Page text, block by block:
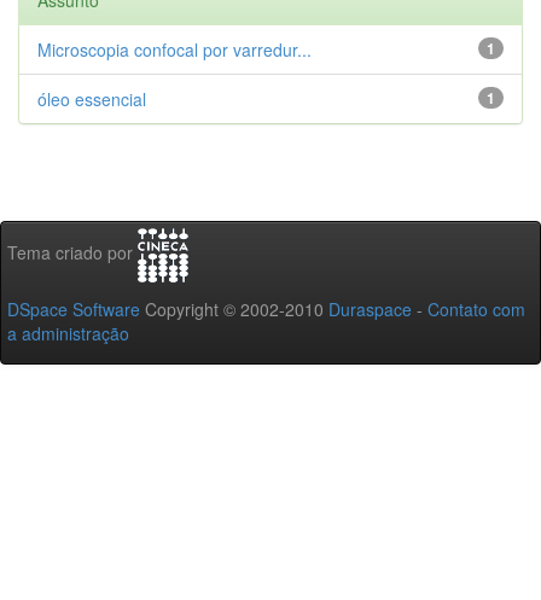
1
Microscopia confocal por varredur...
1
óleo essencial
Tema criado por
DSpace Software Copyright © 2002-2010 Duraspace - Contato com
a administração